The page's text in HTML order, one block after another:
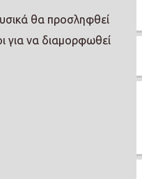
θα προσληφθεί
για να διαμορφωθεί